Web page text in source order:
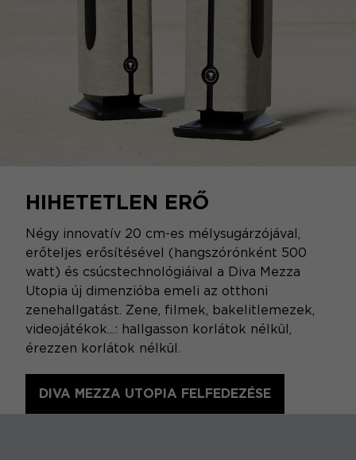
HIHETETLEN ERŐ
Négy innovatív 20 cm-es mélysugárzójával,
erőteljes erősítésével (hangszórónként 500
watt) és csúcstechnológiáival a Diva Mezza
Utopia új dimenzióba emeli az otthoni
zenehallgatást. Zene, filmek, bakelitlemezek,
videojátékok...: hallgasson korlátok nélkül,
érezzen korlátok nélkül.
DIVA MEZZA UTOPIA FELFEDEZÉSE